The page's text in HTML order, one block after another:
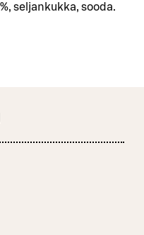
seljankukka, sooda.